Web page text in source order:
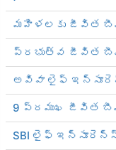
మహిళలకు జీవిత
ప్రభుత్వ జీవిత
అవివా లైఫ్
9 ప్రముఖ జీవిత
SBI లైఫ్